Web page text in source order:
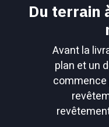
Du terrain
Avant la
plan et un